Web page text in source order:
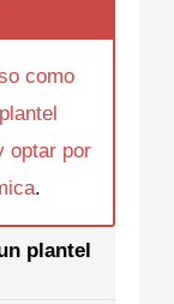
como
optar por
.
plantel